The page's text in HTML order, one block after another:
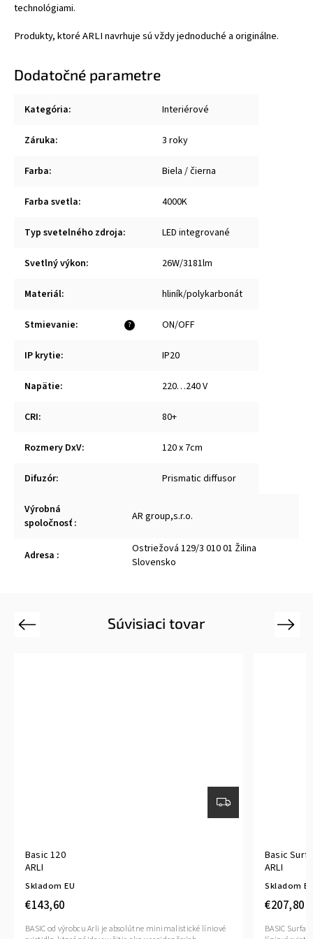
technológiami.
Produkty, ktoré ARLI navrhuje sú vždy jednoduché a originálne.
Dodatočné parametre
Kategória: Interiérové
Záruka: 3 roky
Farba: Biela / čierna
Farba svetla: 4000K
Typ svetelného zdroja: LED integrované
Svetlný výkon: 26W/3181lm
Materiál: hliník/polykarbonát
?
Stmievanie: ON/OFF
IP krytie: IP20
Napätie: 220…240 V
CRI: 80+
Rozmery DxV: 120 x 7cm
Difuzór: Prismatic diffusor
Výrobná
spoločnosť : AR group,s.r.o.
Adresa :
Ostriežová 129/3 010 01 Žilina
Slovensko
Súvisiaci tovar
Previous
Basic 120
ARLI
Skladom EU
€143,60
BASIC od výrobcu Arli je absolútne minimalistické líniové
Basic
ARLI
Skladom
€207,80
BASIC
Next